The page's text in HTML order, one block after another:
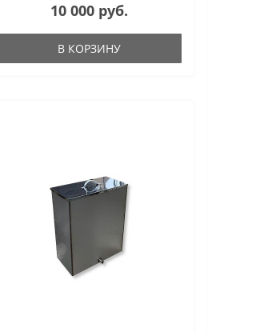
10 000 руб.
В КОРЗИНУ